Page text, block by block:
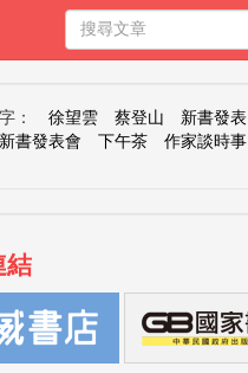
： 徐望雲 蔡登山
新書發表
新書發表會 下午茶 作家談時事
結